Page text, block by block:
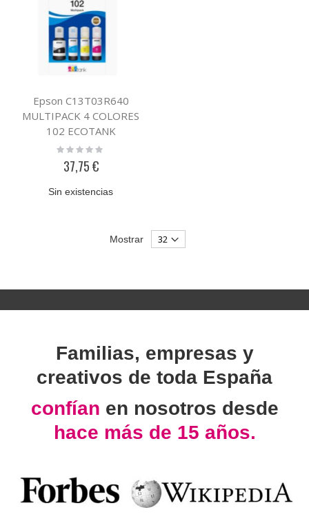
Epson C13T03R640
MULTIPACK 4 COLORES
102 ECOTANK
Rating:
37,75 €
Sin existencias
Mostrar
Familias, empresas y
creativos de toda España
confían en nosotros desde
hace más de 15 años.